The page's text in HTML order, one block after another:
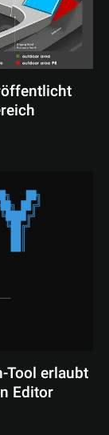
Tool erlaubt
Editor